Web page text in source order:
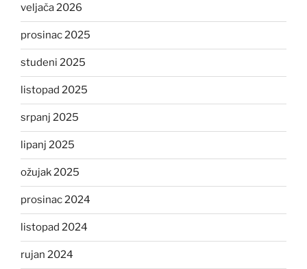
veljača 2026
prosinac 2025
studeni 2025
listopad 2025
srpanj 2025
lipanj 2025
ožujak 2025
prosinac 2024
listopad 2024
rujan 2024